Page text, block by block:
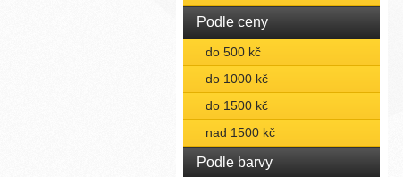
Podle ceny
do 500 kč
do 1000 kč
do 1500 kč
nad 1500 kč
Podle barvy